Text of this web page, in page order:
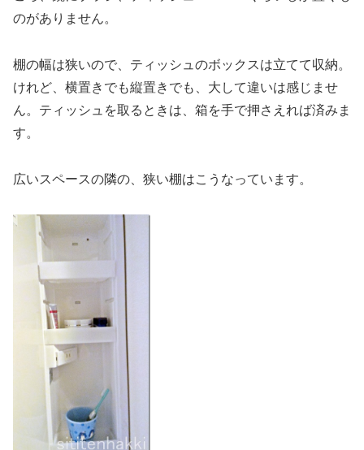
のがありません。
棚の幅は狭いので、ティッシュのボックスは立てて収納。
けれど、横置きでも縦置きでも、大して違いは感じませ
ん。ティッシュを取るときは、箱を手で押さえれば済みま
す。
広いスペースの隣の、狭い棚はこうなっています。